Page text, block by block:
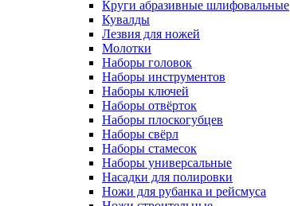
Круги абразивные шлифовальные
Кувалды
Лезвия для ножей
Молотки
Наборы головок
Наборы инструментов
Наборы ключей
Наборы отвёрток
Наборы плоскогубцев
Наборы свёрл
Наборы стамесок
Наборы универсальные
Насадки для полировки
Ножи для рубанка и рейсмуса